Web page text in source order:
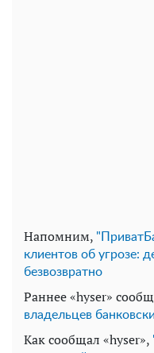
Напомним,
клиентов об угрозе:
безвозвратно
Раннее «hyser»
владельцев
Как сообщал «hyser»,